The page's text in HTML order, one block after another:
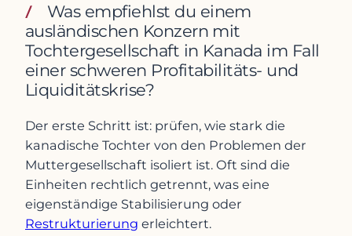
Was empfiehlst du einem
ausländischen Konzern mit
Tochtergesellschaft in Kanada im Fall
einer schweren Profitabilitäts- und
Liquiditätskrise?
Der erste Schritt ist: prüfen, wie stark die
kanadische Tochter von den Problemen der
Muttergesellschaft isoliert ist. Oft sind die
Einheiten rechtlich getrennt, was eine
eigenständige Stabilisierung oder
Restrukturierung erleichtert.